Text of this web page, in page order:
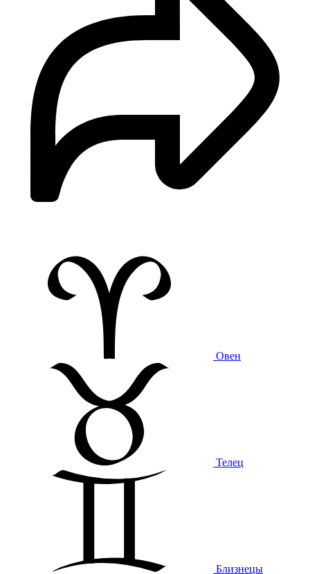
Овен
Телец
Близнецы